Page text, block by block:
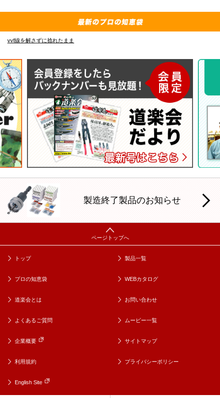
vvf線を解さずに捻れたまま
製造終了製品のお知らせ
トップ 製品一覧
プロの知恵袋 WEBカタログ
道楽会とは お問い合わせ
よくあるご質問 ムービー一覧
企業概要 サイトマップ
利用規約 プライバシーポリシー
English Site